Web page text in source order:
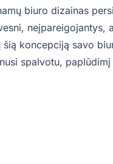
biuro dizainas
neįpareigojantys,
šią koncepciją savo
spalvotu,